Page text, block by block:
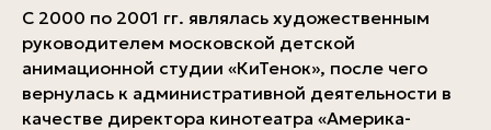
С 2000 по 2001 гг. являлась художественным
руководителем московской детской
анимационной студии «КиТенок», после чего
вернулась к административной деятельности в
качестве директора кинотеатра «Америка-